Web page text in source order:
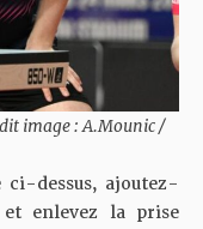
image : A.Mounic /
dessus, ajoutez-
enlevez la prise